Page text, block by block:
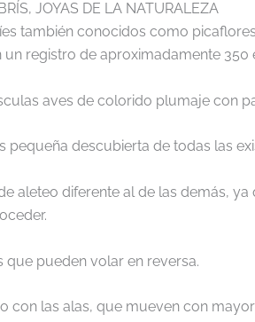
JOYAS DE LA NATURALEZA
también conocidos como
un registro de aproximadamente
aves de colorido plumaje con
pequeña descubierta de todas las
aleteo diferente al de las demás,
que pueden volar en reversa.
con las alas, que mueven con